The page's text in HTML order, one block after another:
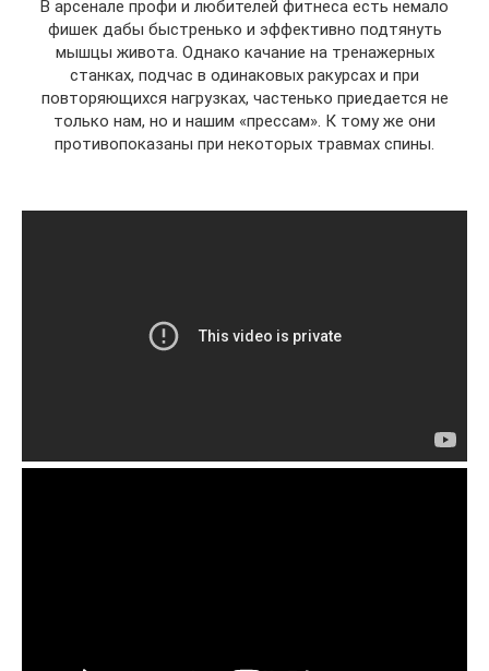
В арсенале профи и любителей фитнеса есть немало
фишек дабы быстренько и эффективно подтянуть
мышцы живота. Однако качание на тренажерных
станках, подчас в одинаковых ракурсах и при
повторяющихся нагрузках, частенько приедается не
только нам, но и нашим «прессам». К тому же они
противопоказаны при некоторых травмах спины.